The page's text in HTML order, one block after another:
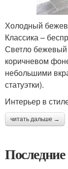
Холодный
Классика –
Светло бежевый
коричневом
небольшими
статуэтки).
Интерьер в
читать дальше →
Последние